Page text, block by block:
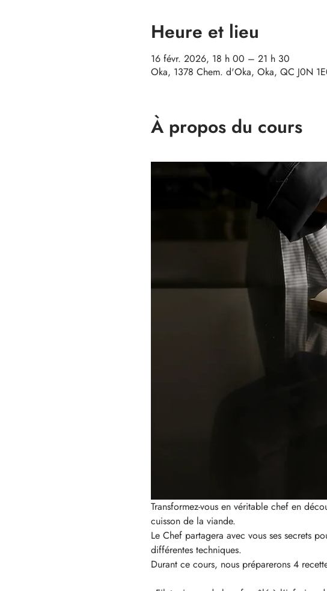
Heure et lieu
16 févr. 2026, 18 h 00 – 21 h 30
Oka, 1378 Chem. d'Oka, Oka, QC J0N
À propos du cours
Transformez-vous en véritable chef en
cuisson de la viande.
Le Chef partagera avec vous ses secrets
différentes techniques.
Durant ce cours, nous préparerons 4